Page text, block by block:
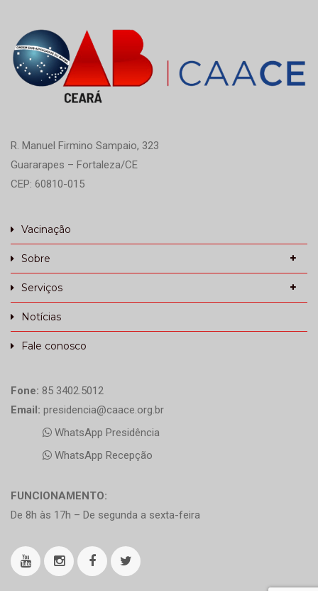
R. Manuel Firmino Sampaio, 323
Guararapes – Fortaleza/CE
CEP: 60810-015
Vacinação
Sobre
Serviços
Notícias
Fale conosco
Fone: 85 3402.5012
Email: presidencia@caace.org.br
WhatsApp Presidência
WhatsApp Recepção
FUNCIONAMENTO:
De 8h às 17h – De segunda a sexta-feira